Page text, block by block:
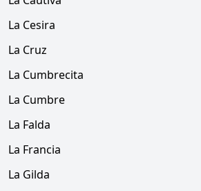
La Cesira
La Cruz
La Cumbrecita
La Cumbre
La Falda
La Francia
La Gilda